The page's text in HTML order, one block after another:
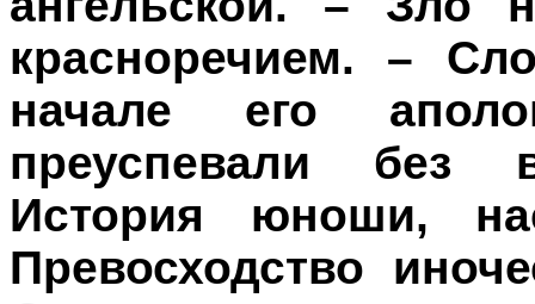
красноречием. –
начале его
преуспевали без
История юноши,
Превосходство